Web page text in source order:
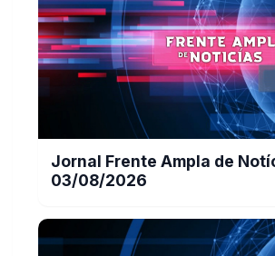
Jornal Frente Ampla de
03/08/2026